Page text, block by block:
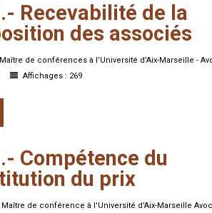
Recevabilité de la
des associés
de conférences à l’Université d’Aix-Marseille -
Affichages : 269
Compétence du
du prix
Maître de conférence à l'Université d'Aix-Marseille